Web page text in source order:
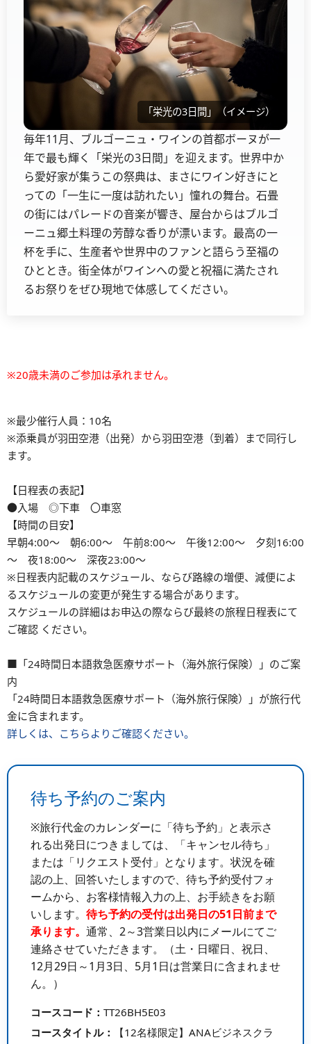
「栄光の3日間」（イメージ）
毎年11月、ブルゴーニュ・ワインの首都ボーヌが一
年で最も輝く「栄光の3日間」を迎えます。世界中か
ら愛好家が集うこの祭典は、まさにワイン好きにと
っての「一生に一度は訪れたい」憧れの舞台。石畳
の街にはパレードの音楽が響き、屋台からはブルゴ
ーニュ郷土料理の芳醇な香りが漂います。最高の一
杯を手に、生産者や世界中のファンと語らう至福の
ひととき。街全体がワインへの愛と祝福に満たされ
るお祭りをぜひ現地で体感してください。
※20歳未満のご参加は承れません。
※最少催行人員：10名
※添乗員が羽田空港（出発）から羽田空港（到着）まで同行し
ます。
【日程表の表記】
●入場 ◎下車 〇車窓
【時間の目安】
早朝4:00～ 朝6:00～ 午前8:00～ 午後12:00～ 夕刻16:00
～ 夜18:00～ 深夜23:00～
※⽇程表内記載のスケジュール、ならび路線の増便、減便によ
るスケジュールの変更が発⽣する場合があります。
スケジュールの詳細はお申込の際ならび最終の旅程日程表にて
ご確認 ください。
■「24時間日本語救急医療サポート（海外旅行保険）」のご案
内
「24時間日本語救急医療サポート（海外旅行保険）」が旅行代
金に含まれます。
詳しくは、こちらよりご確認ください。
待ち予約のご案内
※旅行代金のカレンダーに「待ち予約」と表示さ
れる出発日につきましては、「キャンセル待ち」
または「リクエスト受付」となります。状況を確
認の上、回答いたしますので、待ち予約受付フォ
ームから、お客様情報入力の上、お手続きをお願
いします。 待ち予約の受付は出発日の51日前まで
承ります。 通常、2～3営業日以内にメールにてご
連絡させていただきます。（土・日曜日、祝日、
12月29日～1月3日、5月1日は営業日に含まれませ
ん。）
コースコード： TT26BH5E03
コースタイトル：
【12名様限定】ANAビジネスクラ